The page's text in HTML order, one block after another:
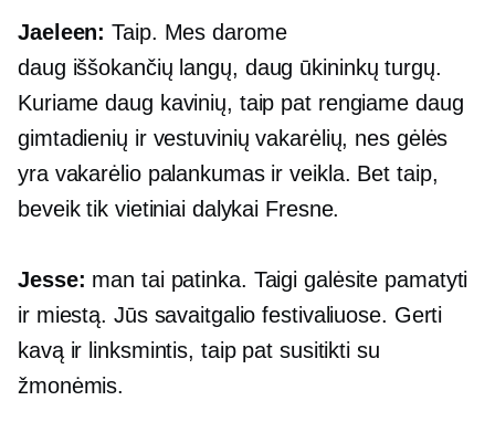
Jaeleen: Taip. Mes darome
daug iššokančių langų, daug ūkininkų turgų.
Kuriame daug kavinių, taip pat rengiame daug
gimtadienių ir vestuvinių vakarėlių, nes gėlės
yra vakarėlio palankumas ir veikla. Bet taip,
beveik tik vietiniai dalykai Fresne.
Jesse: man tai patinka. Taigi galėsite pamatyti
ir miestą. Jūs savaitgalio festivaliuose. Gerti
kavą ir linksmintis, taip pat susitikti su
žmonėmis.